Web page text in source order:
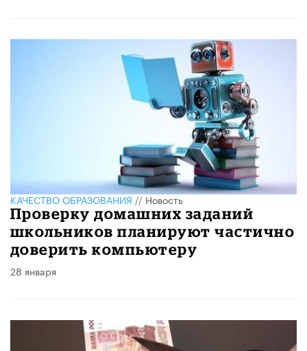
КАЧЕСТВО ОБРАЗОВАНИЯ//Новость
Проверку домашних заданий
школьников планируют частично
доверить компьютеру
28 января